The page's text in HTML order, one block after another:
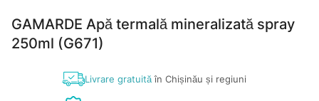
GAMARDE Apă termală mineralizată spray
250ml (G671)
Livrare gratuităîn Chișinău și regiuni